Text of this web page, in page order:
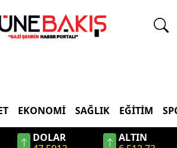
EKONOMI SAĞLIK EĞITIM
DOLAR
ALTIN